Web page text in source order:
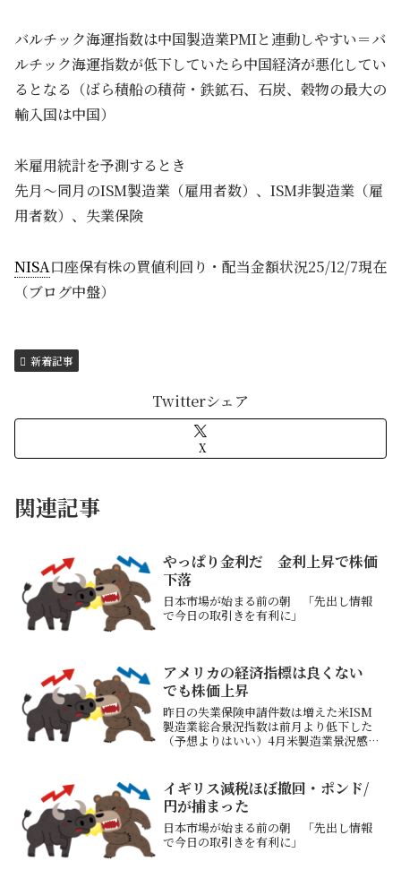
バルチック海運指数は中国製造業PMIと連動しやすい＝バ
ルチック海運指数が低下していたら中国経済が悪化してい
るとなる（ばら積船の積荷・鉄鉱石、石炭、穀物の最大の
輸入国は中国）
米雇用統計を予測するとき
先月～同月のISM製造業（雇用者数）、ISM非製造業（雇
用者数）、失業保険
NISA口座保有株の買値利回り・配当金額状況25/12/7現在
（ブログ中盤）
新着記事
Twitterシェア
X
関連記事
やっぱり金利だ 金利上昇で株価
下落
日本市場が始まる前の朝 「先出し情報
で今日の取引きを有利に」
アメリカの経済指標は良くない
でも株価上昇
昨日の失業保険申請件数は増えた米ISM
製造業総合景況指数は前月より低下した
（予想よりはいい）4月米製造業景況感、
保険も増加これら発表後米国債金利が上
昇していった米...
イギリス減税ほぼ撤回・ポンド/
円が捕まった
日本市場が始まる前の朝 「先出し情報
で今日の取引きを有利に」